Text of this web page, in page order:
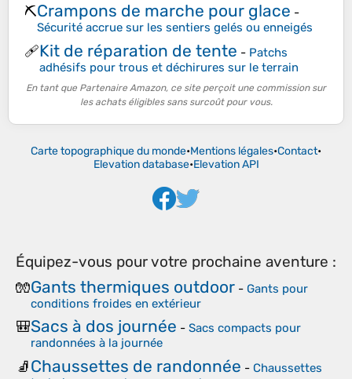
⛏️Crampons de marche pour glace -
Sécurité accrue sur les sentiers gelés ou enneigés
🩹Kit de réparation de tente - Patchs
adhésifs pour trous et déchirures sur le terrain
En tant que Partenaire Amazon, ce site perçoit une commission sur
les achats éligibles sans surcoût pour vous.
Carte topographique du monde•Mentions légales•Contact•
Elevation database•Elevation API
Équipez-vous pour votre prochaine aventure :
🧤Gants thermiques outdoor - Gants pour
conditions froides en extérieur
🎒Sacs à dos journée - Sacs compacts pour
randonnées à la journée
🧦Chaussettes de randonnée - Chaussettes